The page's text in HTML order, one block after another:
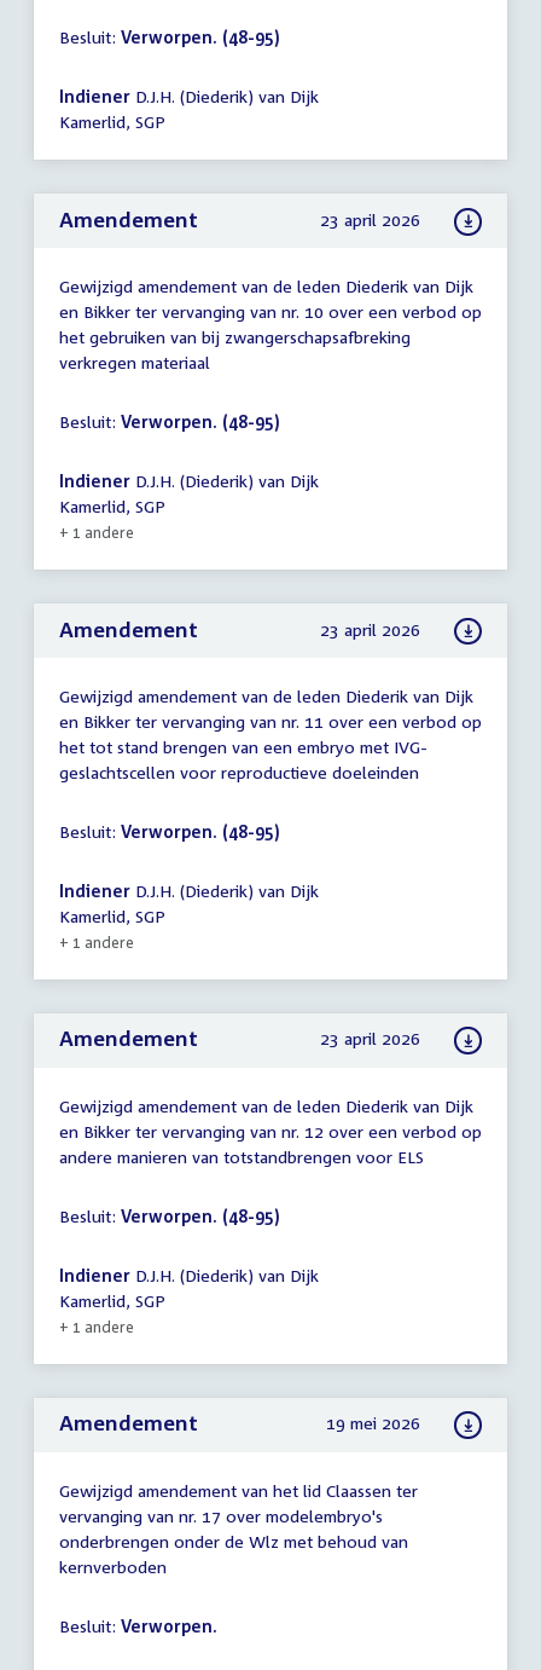
Besluit: Verworpen. (48-95)
Indiener D.J.H. (Diederik) van Dijk
Kamerlid, SGP
Amendement 23 april 2026
Gewijzigd amendement van de leden Diederik van Dijk
en Bikker ter vervanging van nr. 10 over een verbod op
het gebruiken van bij zwangerschapsafbreking
verkregen materiaal
Besluit: Verworpen. (48-95)
Indiener D.J.H. (Diederik) van Dijk
Kamerlid, SGP
+ 1 andere
Amendement 23 april 2026
Gewijzigd amendement van de leden Diederik van Dijk
en Bikker ter vervanging van nr. 11 over een verbod op
het tot stand brengen van een embryo met IVG-
geslachtscellen voor reproductieve doeleinden
Besluit: Verworpen. (48-95)
Indiener D.J.H. (Diederik) van Dijk
Kamerlid, SGP
+ 1 andere
Amendement 23 april 2026
Gewijzigd amendement van de leden Diederik van Dijk
en Bikker ter vervanging van nr. 12 over een verbod op
andere manieren van totstandbrengen voor ELS
Besluit: Verworpen. (48-95)
Indiener D.J.H. (Diederik) van Dijk
Kamerlid, SGP
+ 1 andere
Amendement 19 mei 2026
Gewijzigd amendement van het lid Claassen ter
vervanging van nr. 17 over modelembryo's
onderbrengen onder de Wlz met behoud van
kernverboden
Besluit: Verworpen.